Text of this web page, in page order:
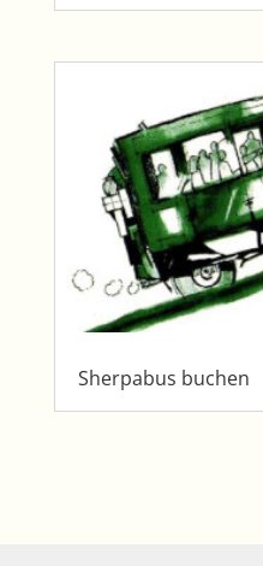
Sherpabus buchen